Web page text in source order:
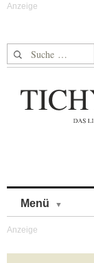
Suche nach:
Menü